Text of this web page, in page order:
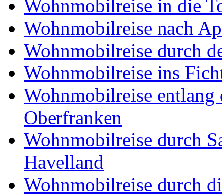
Wohnmobilreise in die
Wohnmobilreise nach
Wohnmobilreise durch
Wohnmobilreise ins
Wohnmobilreise
Oberfranken
Wohnmobilreise durch
Havelland
Wohnmobilreise durch